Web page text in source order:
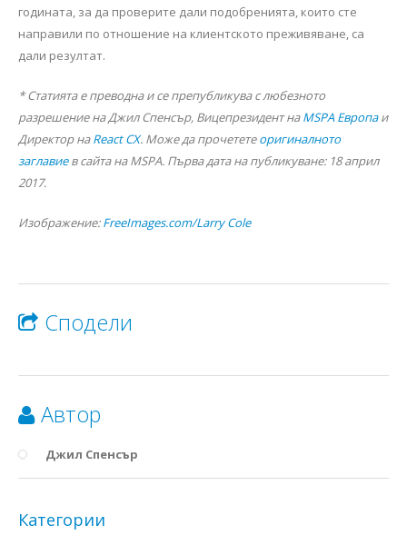
годината, за да проверите дали подобренията, които сте
направили по отношение на клиентското преживяване, са
дали резултат.
* Статията е преводна и се препубликува с любезното
разрешение на Джил Спенсър, Вицепрезидент наMSPA Европаи
Директор наReact CX. Може да прочететеоригиналното
заглавиев сайта на MSPA. Първа дата на публикуване: 18 април
2017.
Изображение:FreeImages.com/Larry Cole
Сподели
Автор
Джил Спенсър
Категории